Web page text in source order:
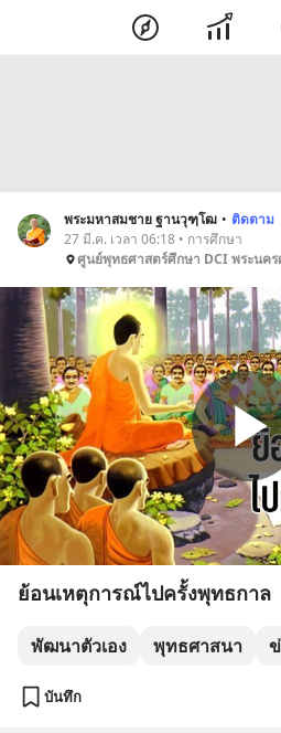
พระมหาสมชาย ฐานวุฑฺโฒ • ติดตาม
27 มี.ค. เวลา 06:18 • การศึกษา
ศูนย์พุทธศาสตร์ศึกษา DCI พระนคร
ย้อนเหตุการณ์ไปครั้งพุทธกาล
พัฒนาตัวเอง พุทธศาสนา
บันทึก